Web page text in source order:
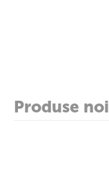
Produse noi